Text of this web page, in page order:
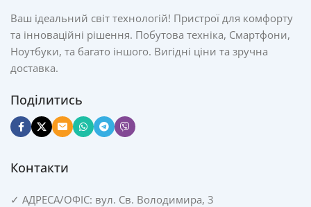
Ваш ідеальний світ технологій! Пристрої для комфорту
та інноваційні рішення. Побутова техніка, Смартфони,
Ноутбуки, та багато іншого. Вигідні ціни та зручна
доставка.
Поділитись
Контакти
✓ АДРЕСА/ОФІС: вул. Св. Володимира, 3